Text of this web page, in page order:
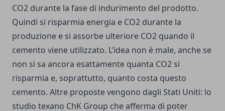
CO2 durante la fase di indurimento del prodotto.
Quindi si risparmia energia e CO2 durante la
produzione e si assorbe ulteriore CO2 quando il
cemento viene utilizzato. L’idea non è male, anche se
non si sa ancora esattamente quanta CO2 si
risparmia e, soprattutto, quanto costa questo
cemento. Altre proposte vengono dagli Stati Uniti: lo
studio texano ChK Group che afferma di poter